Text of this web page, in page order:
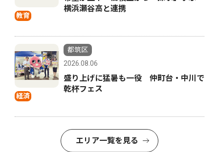
教育
横浜瀬谷高と連携
経済
都筑区
2026.08.06
盛り上げに猛暑も一役 仲町台・中川で
乾杯フェス
エリア一覧を見る